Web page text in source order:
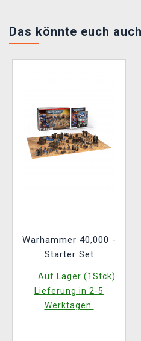
Das könnte euch
Warhammer 40,000 -
Starter Set
Auf Lager (1Stck)
Lieferung in 2-5
Werktagen.